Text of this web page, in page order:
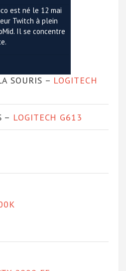
est né le 12 mai
Twitch à plein
Il se concentre
SOURIS – LOGITECH
– LOGITECH G613